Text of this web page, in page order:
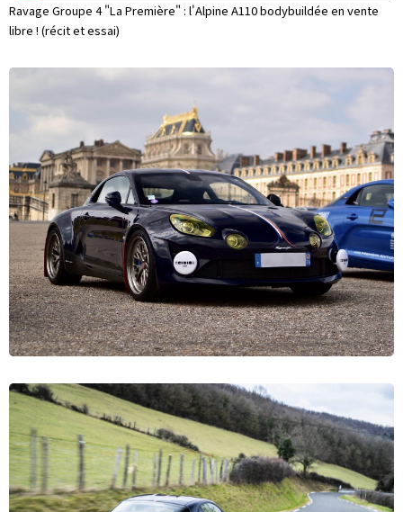
Ravage Groupe 4 "La Première" : l'Alpine A110 bodybuildée en vente
libre ! (récit et essai)